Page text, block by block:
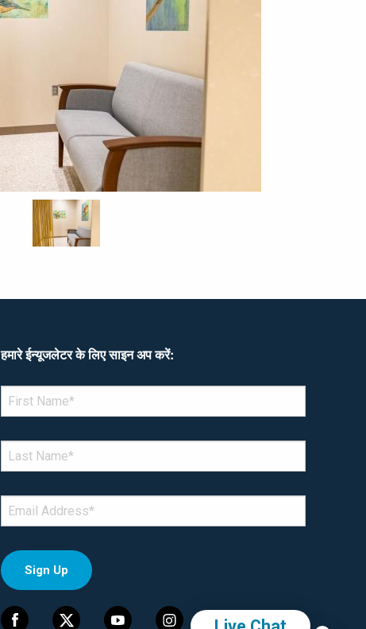
हमारे ईन्यूजलेटर के लिए साइन अप करें:
*Denotes required field
FIRST NAME
LAST NAME*
EMAIL *